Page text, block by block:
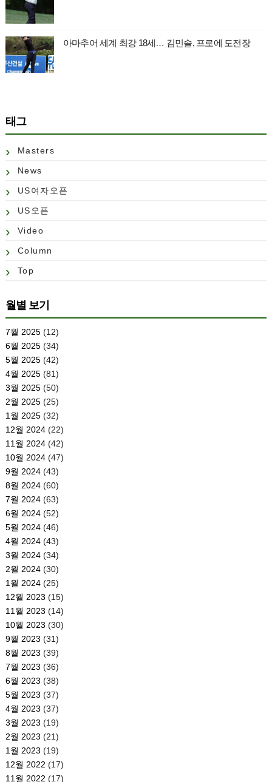
아마추어 세계 최강 18세… 김민솔, 프로에 도전장
태그
Masters
News
US여자오픈
US오픈
Video
Column
Top
월별 보기
7월 2025(12)
6월 2025(34)
5월 2025(42)
4월 2025(81)
3월 2025(50)
2월 2025(25)
1월 2025(32)
12월 2024(22)
11월 2024(42)
10월 2024(47)
9월 2024(43)
8월 2024(60)
7월 2024(63)
6월 2024(52)
5월 2024(46)
4월 2024(43)
3월 2024(34)
2월 2024(30)
1월 2024(25)
12월 2023 (15)
11월 2023 (14)
10월 2023 (30)
9월 2023 (31)
8월 2023 (39)
7월 2023 (36)
6월 2023 (38)
5월 2023 (37)
4월 2023 (37)
3월 2023 (19)
2월 2023 (21)
1월 2023 (19)
12월 2022 (17)
11월 2022 (17)